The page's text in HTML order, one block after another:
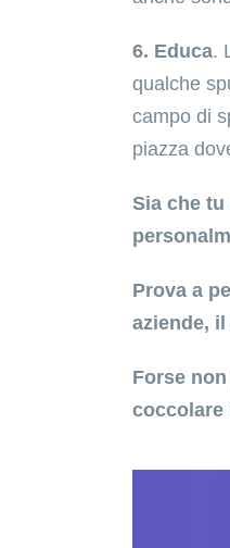
6. Educa.
qualche
campo di
piazza
Sia che
Prova a
aziende,
Forse
coccolare